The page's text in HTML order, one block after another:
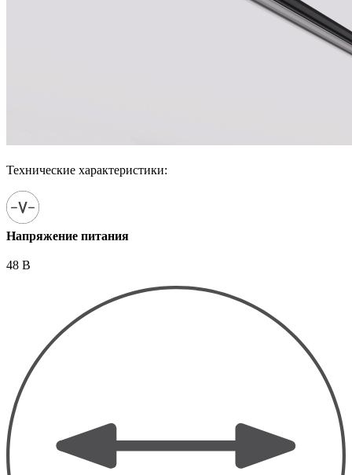
Технические характеристики:
Напряжение питания
48 В